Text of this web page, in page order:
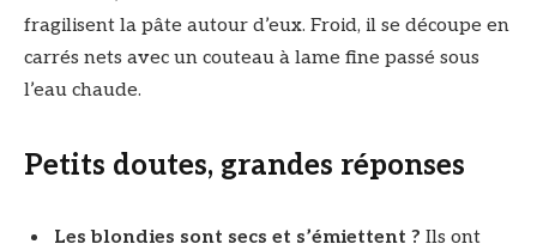
fragilisent la pâte autour d’eux. Froid, il se découpe en
carrés nets avec un couteau à lame fine passé sous
l’eau chaude.
Petits doutes, grandes réponses
Les blondies sont secs et s’émiettent ? Ils ont